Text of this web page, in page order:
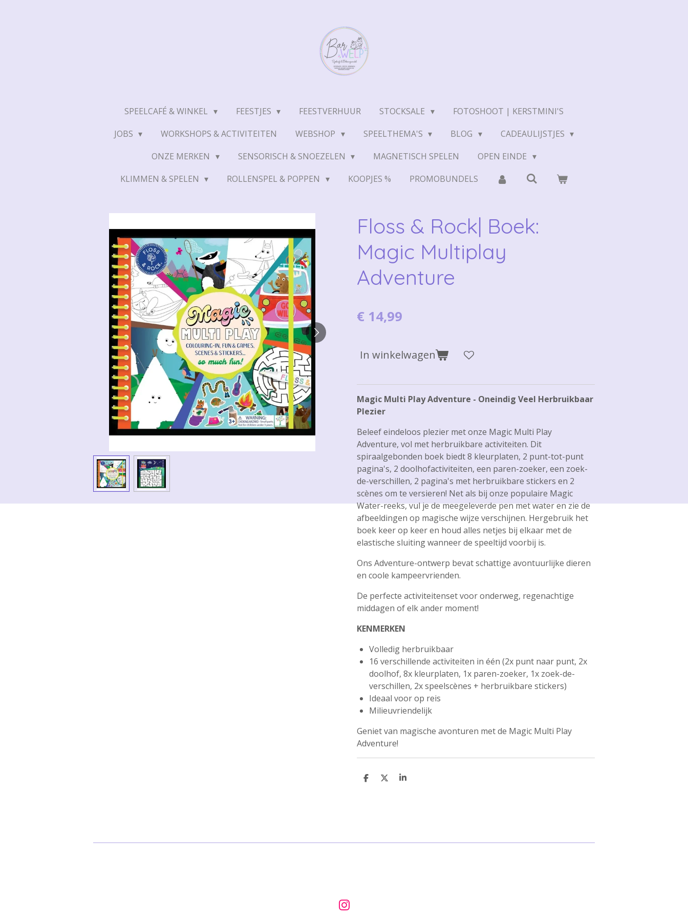
SPEELCAFÉ & WINKEL FEESTJES FEESTVERHUUR STOCKSALE
FOTOSHOOT | KERSTMINI'S
JOBS
WORKSHOPS & ACTIVITEITEN WEBSHOP SPEELTHEMA'S BLOG
CADEAULIJSTJES
ONZE MERKEN
SENSORISCH & SNOEZELEN MAGNETISCH SPELEN
OPEN EINDE
KLIMMEN & SPELEN
ROLLENSPEL & POPPEN KOOPJES % PROMOBUNDELS
Floss & Rock| Boek:
Magic Multiplay
Adventure
€ 14,99
In winkelwagen
Magic Multi Play Adventure - Oneindig Veel Herbruikbaar
Plezier
Beleef eindeloos plezier met onze Magic Multi Play
Adventure, vol met herbruikbare activiteiten. Dit
spiraalgebonden boek biedt 8 kleurplaten, 2 punt-tot-punt
pagina's, 2 doolhofactiviteiten, een paren-zoeker, een zoek-
de-verschillen, 2 pagina's met herbruikbare stickers en 2
scènes om te versieren! Net als bij onze populaire Magic
Water-reeks, vul je de meegeleverde pen met water en zie de
afbeeldingen op magische wijze verschijnen. Hergebruik het
boek keer op keer en houd alles netjes bij elkaar met de
elastische sluiting wanneer de speeltijd voorbij is.
Ons Adventure-ontwerp bevat schattige avontuurlijke dieren
en coole kampeervrienden.
De perfecte activiteitenset voor onderweg, regenachtige
middagen of elk ander moment!
KENMERKEN
Volledig herbruikbaar
16 verschillende activiteiten in één (2x punt naar punt, 2x
doolhof, 8x kleurplaten, 1x paren-zoeker, 1x zoek-de-
verschillen, 2x speelscènes + herbruikbare stickers)
Ideaal voor op reis
Milieuvriendelijk
Geniet van magische avonturen met de Magic Multi Play
Adventure!
D
D
S
I